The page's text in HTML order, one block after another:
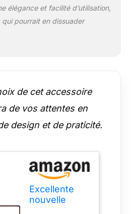
élégance et facilité d’utilisation,
pourrait en dissuader
de cet accessoire
de vos attentes en
design et de praticité.
Excellente
nouvelle